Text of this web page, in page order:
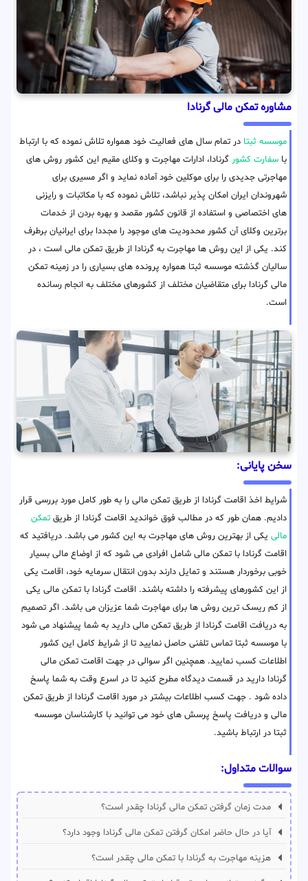
مشاوره تمکن مالی گرنادا
موسسه ثبتا در تمام سال های فعالیت خود همواره تلاش نموده که با ارتباط
با سفارت کشور گرنادا، ادارات مهاجرت و وکلای مقیم این کشور روش های
مهاجرتی جدیدی را برای موکلین خود آماده نماید و اگر مسیری برای
شهروندان ایران امکان پذیر نباشد، تلاش نموده که با مکاتبات و رایزنی
های اختصاصی و استفاده از قانون کشور مقصد و بهره بردن از خدمات
برترین وکلای آن کشور محدودیت های موجود را مجددا برای ایرانیان برطرف
کند. یکی از این روش ها مهاجرت به گرنادا از طریق تمکن مالی است ، در
سالیان گذشته موسسه ثبتا همواره پرونده های بسیاری را در زمینه تمکن
مالی گرنادا برای متقاضیان مختلف از کشورهای مختلف به انجام رسانده
است.
سخن پایانی:
شرایط اخذ اقامت گرنادا از طریق تمکن مالی را به طور کامل مورد بررسی قرار
دادیم. همان طور که در مطالب فوق خواندید اقامت گرنادا از طریق تمکن
مالی یکی از بهترین روش های مهاجرت به این کشور می باشد. دریافتید که
اقامت گرنادا با تمکن مالی شامل افرادی می شود که از اوضاع مالی بسیار
خوبی برخوردار هستند و تمایل دارند بدون انتقال سرمایه خود، اقامت یکی
از این کشورهای پیشرفته را داشته باشند. اقامت گرنادا با تمکن مالی یکی
از کم ریسک ترین روش ها برای مهاجرت شما عزیزان می باشد. اگر تصمیم
به دریافت اقامت گرنادا از طریق تمکن مالی دارید به شما پیشنهاد می شود
با موسسه ثبتا تماس تلفنی حاصل نمایید تا از شرایط کامل این کشور
اطلاعات کسب نمایید. همچنین اگر سوالی در جهت اقامت تمکن مالی
گرنادا دارید در قسمت دیدگاه مطرح کنید تا در اسرع وقت به شما پاسخ
داده شود . جهت کسب اطلاعات بیشتر در مورد اقامت گرنادا از طریق تمکن
مالی و دریافت پاسخ پرسش های خود می توانید با کارشناسان موسسه
ثبتا در ارتباط باشید.
سوالات متداول:
مدت زمان گرفتن تمکن مالی گرنادا چقدر است؟
آیا در حال حاضر امکان گرفتن تمکن مالی گرنادا وجود دارد؟
هزینه مهاجرت به گرنادا با تمکن مالی چقدر است؟